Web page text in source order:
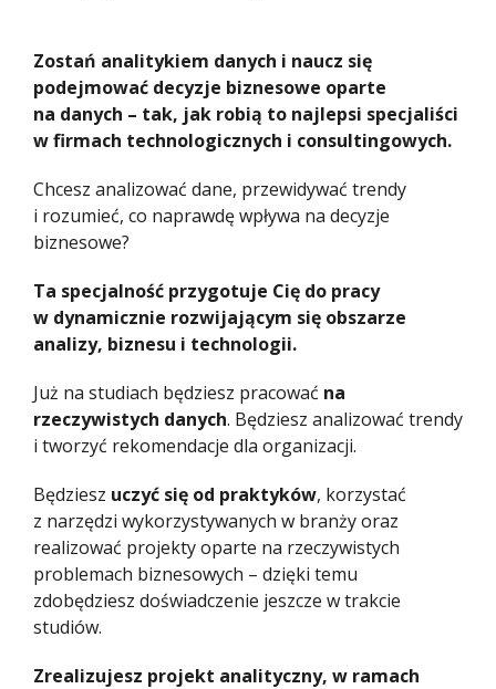
Zostań analitykiem danych i naucz się
podejmować decyzje biznesowe oparte
na danych – tak, jak robią to najlepsi specjaliści
w firmach technologicznych i consultingowych.
Chcesz analizować dane, przewidywać trendy
i rozumieć, co naprawdę wpływa na decyzje
biznesowe?
Ta specjalność przygotuje Cię do pracy
w dynamicznie rozwijającym się obszarze
analizy, biznesu i technologii.
Już na studiach będziesz pracować na
rzeczywistych danych. Będziesz analizować trendy
i tworzyć rekomendacje dla organizacji.
Będziesz uczyć się od praktyków, korzystać
z narzędzi wykorzystywanych w branży oraz
realizować projekty oparte na rzeczywistych
problemach biznesowych – dzięki temu
zdobędziesz doświadczenie jeszcze w trakcie
studiów.
Zrealizujesz projekt analityczny, w ramach